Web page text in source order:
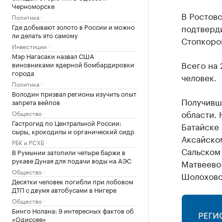
Черноморске
Политика
Где добывают золото в России и можно
ли делать это самому
Инвестиции
Мэр Нагасаки назвал США
виновниками ядерной бомбардировки
города
Политика
Володин призвал регионы изучить опыт
запрета вейпов
Общество
Гастрогид по Центральной России:
сыры, крокодилы и органический сидр
РБК и РСХБ
В Румынии затопили четыре баржи в
рукаве Дуная для подачи воды на АЭС
Общество
Десятки человек погибли при лобовом
ДТП с двумя автобусами в Нигере
Общество
Бинго Нолана: 9 интересных фактов об
«Одиссее»
В
Всего на
человек.
области.